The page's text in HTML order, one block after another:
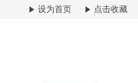
设为首页 点击收藏